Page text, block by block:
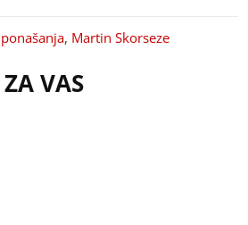
, Martin Skorseze
VAS